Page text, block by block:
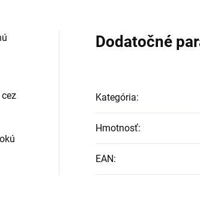
Dodatočné
Kategória:
Hmotnosť:
EAN: